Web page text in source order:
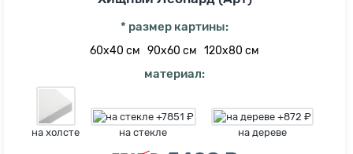
* размер картины:
60х40 см 90х60 см 120х80 см
материал:
на холсте на стекле на дереве